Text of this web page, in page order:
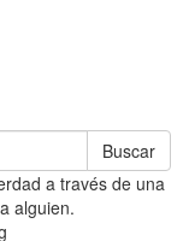
Buscar
a través de una
alguien.